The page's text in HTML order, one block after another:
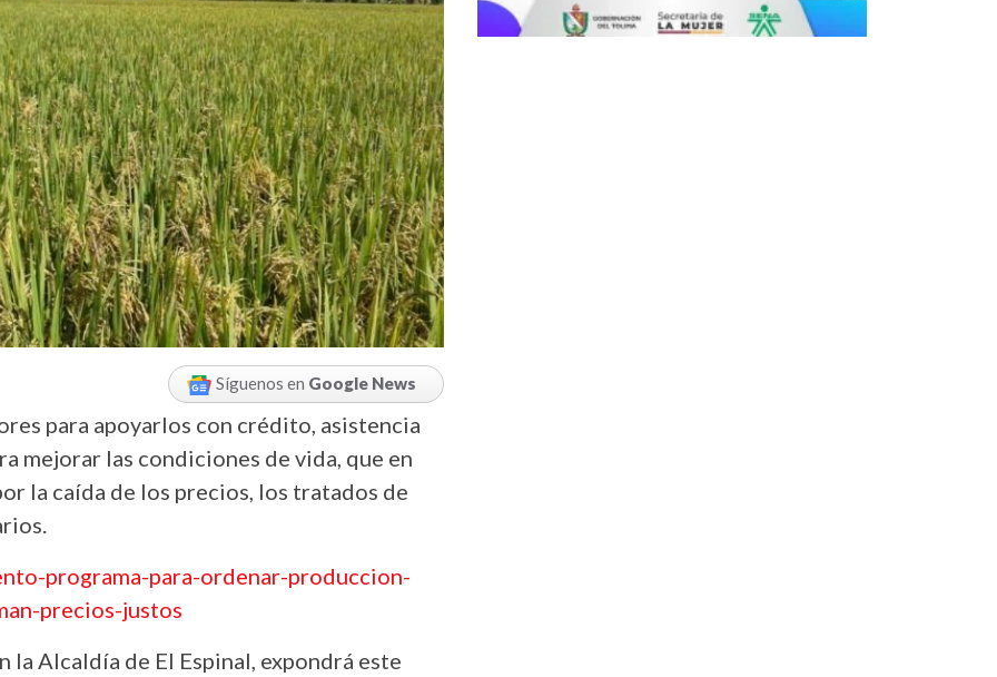
Síguenos en Google News
para apoyarlos con crédito, asistencia
mejorar las condiciones de vida, que en
la caída de los precios, los tratados de
programa-para-ordenar-produccion-
precios-justos
la Alcaldía de El Espinal, expondrá este